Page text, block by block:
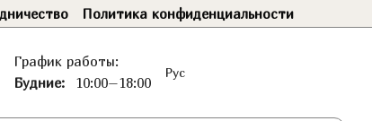
Политика конфиденциальности
График работы:
Будние:
10:00–18:00
Рус